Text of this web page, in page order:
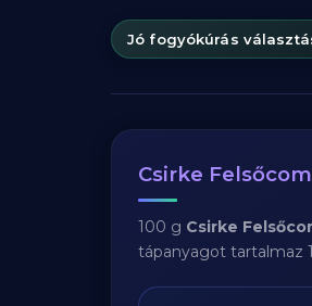
Jó fogyókúrás
Csirke
100 g Csirke
tápanyagot tartalmaz